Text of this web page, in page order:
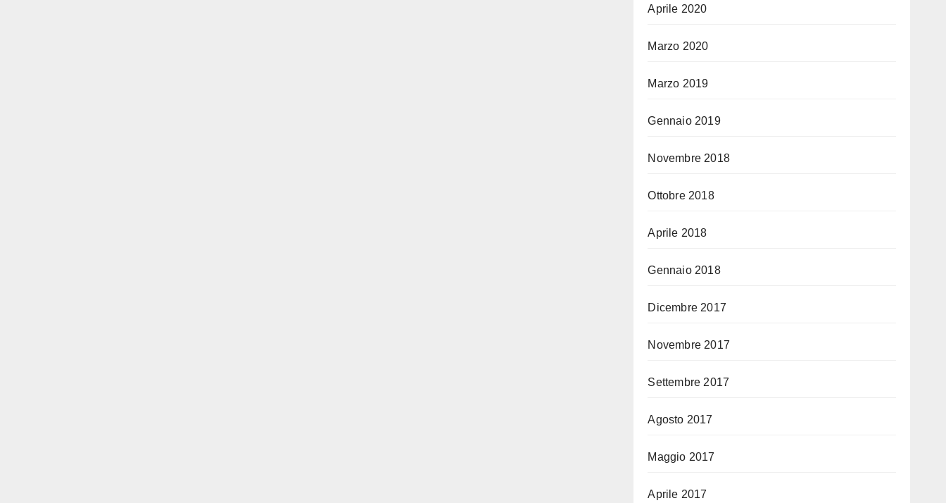
Aprile 2020
Marzo 2020
Marzo 2019
Gennaio 2019
Novembre 2018
Ottobre 2018
Aprile 2018
Gennaio 2018
Dicembre 2017
Novembre 2017
Settembre 2017
Agosto 2017
Maggio 2017
Aprile 2017